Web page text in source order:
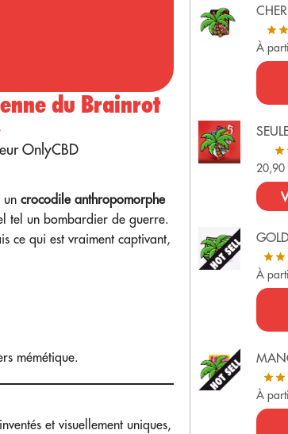
du Brainrot
OnlyCBD
un crocodile anthropomorphe
tel un bombardier de guerre.
ce qui est vraiment captivant,
mémétique.
et visuellement uniques,
À
20,90
À
À